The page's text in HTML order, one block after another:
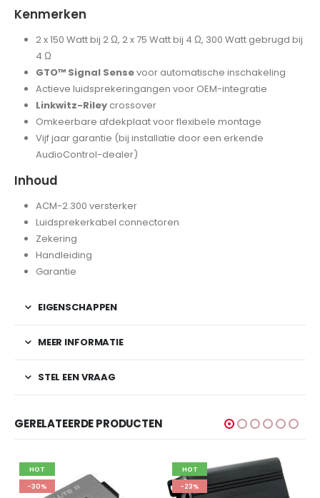
Kenmerken
2 x 150 Watt bij 2 Ω, 2 x 75 Watt bij 4 Ω, 300 Watt gebrugd bij
4 Ω
GTO™ Signal Sensevoor automatische inschakeling
Actieve luidsprekeringangen voor OEM-integratie
Linkwitz-Rileycrossover
Omkeerbare afdekplaat voor flexibele montage
Vijf jaar garantie (bij installatie door een erkende
AudioControl-dealer)
Inhoud
ACM-2.300 versterker
Luidsprekerkabel connectoren
Zekering
Handleiding
Garantie
EIGENSCHAPPEN
MEER INFORMATIE
STEL EEN VRAAG
GERELATEERDE PRODUCTEN
-23%
HOT
-34%